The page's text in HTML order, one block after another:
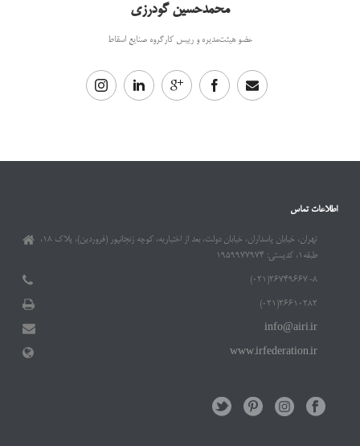
محمدحسین گودرزی
عضو هیئت‌مدیره و رییس کارگروه صنایع اسقاط
اطلاعات تماس
تهران، خیابان پاسداران، خیابان دولت، بعد از اختیاریه، کوچه زنجانپور (فروردین)، پلاک ۱۸،
طبقه۱، کدپستی: ۱۹۵۹۹۷۷۹۷۴
۲۶۷۴۹۶۶۷-۸(۰۲۱)
۲۶۶۱۰۲۸۲(۰۲۱)
info@airi.ir
www.irfederation.ir